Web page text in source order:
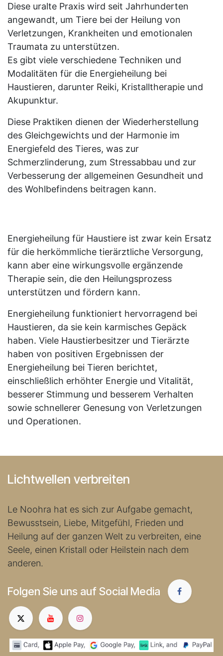
Diese uralte Praxis wird seit Jahrhunderten
angewandt, um Tiere bei der Heilung von
Verletzungen, Krankheiten und emotionalen
Traumata zu unterstützen.
​Es gibt viele verschiedene Techniken und
Modalitäten für die Energieheilung bei
Haustieren, darunter Reiki, Kristalltherapie und
Akupunktur.
Diese Praktiken dienen der Wiederherstellung
des Gleichgewichts und der Harmonie im
Energiefeld des Tieres, was zur
Schmerzlinderung, zum Stressabbau und zur
Verbesserung der allgemeinen Gesundheit und
des Wohlbefindens beitragen kann.
Energieheilung für Haustiere ist zwar kein Ersatz
für die herkömmliche tierärztliche Versorgung,
kann aber eine wirkungsvolle ergänzende
Therapie sein, die den Heilungsprozess
unterstützen und fördern kann.
Energieheilung funktioniert hervorragend bei
Haustieren, da sie kein karmisches Gepäck
haben. Viele Haustierbesitzer und Tierärzte
haben von positiven Ergebnissen der
Energieheilung bei Tieren berichtet,
einschließlich erhöhter Energie und Vitalität,
besserer Stimmung und besserem Verhalten
sowie schnellerer Genesung von Verletzungen
und Operationen.
Lichtwellen verbreiten
Le Noohra hat es sich zur Aufgabe gemacht,
Bewusstsein, Liebe, Mitgefühl, Frieden und
Heilung auf der ganzen Welt zu verbreiten, eine
Seele, einen Kristall oder Heilstein nach dem
anderen.
Folgen Sie uns auf Social Media